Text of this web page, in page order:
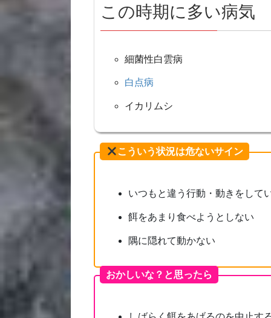
この時期に多い病気
細菌性白雲病
白点病
イカリムシ
こういう状況は危ないサイン
いつもと違う行動・動きをして
餌をあまり食べようとしない
隅に隠れて動かない
おかしいな？と思ったら